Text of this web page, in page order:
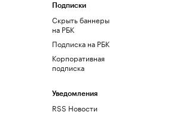
Подписки
Скрыть баннеры
на РБК
Подписка на РБК
Корпоративная
подписка
Уведомления
RSS Новости